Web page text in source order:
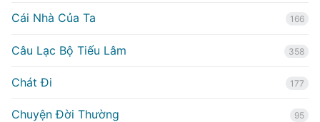
Cái Nhà Của Ta 166
Câu Lạc Bộ Tiếu Lâm 358
Chát Đi 177
Chuyện Đời Thường 95